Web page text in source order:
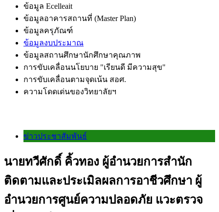
ข้อมูล Ecelleait
ข้อมูลอาคารสถานที่ (Master Plan)
ข้อมูลครุภัณฑ์
ข้อมูลงบประมาณ
ข้อมูลสถานศึกษานักศึกษาคุณภาพ
การขับเคลื่อนนโยบาย "เรียนดี มีความสุข"
การขับเคลื่อนตามจุดเน้น สอศ.
ความโดดเด่นของวิทยาลัยฯ
ข่าวประชาสัมพันธ์
นายทวีศักดิ์ คิ้วทอง ผู้อำนวยการสำนัก
ติดตามและประเมิลผลการอาชีวศึกษา ผู้
อำนวยการศูนย์ความปลอดภัย แวะตรวจ